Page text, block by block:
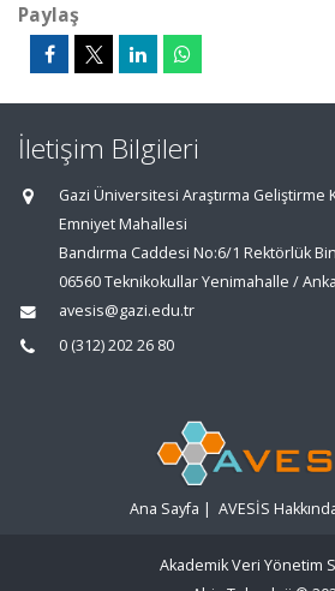
Paylaş
İletişim Bilgileri
Gazi Üniversitesi Araştırma
Emniyet Mahallesi
Bandırma Caddesi No:6/1 Rektörlük
06560 Teknikokullar Yenimahalle /
avesis@gazi.edu.tr
0 (312) 202 26 80
Ana Sayfa | AVESİS
Akademik Veri Yönetim